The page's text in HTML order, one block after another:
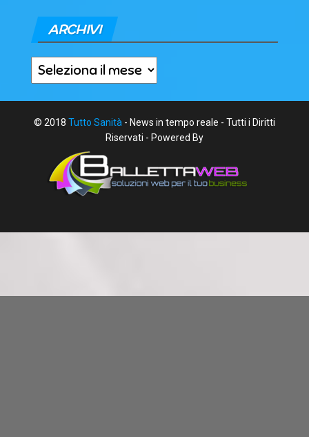
ARCHIVI
Archivi
© 2018 Tutto Sanità - News in tempo reale - Tutti i Diritti
Riservati - Powered By